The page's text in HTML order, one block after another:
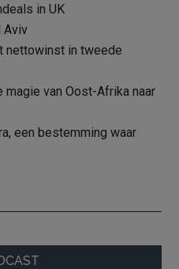
in UK
Aviv
nettowinst in tweede
magie van Oost-Afrika naar
een bestemming waar